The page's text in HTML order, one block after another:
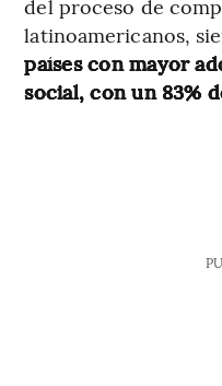
del proceso de
latinoamericanos,
países con mayor
social, con un 83%